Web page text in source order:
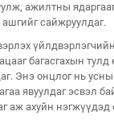
ажилтны
сайжруулдаг.
багасгахын
Энэ онцлог нь усны
явуулдаг эсвэл
аж ахуйн нэгжүүдэд